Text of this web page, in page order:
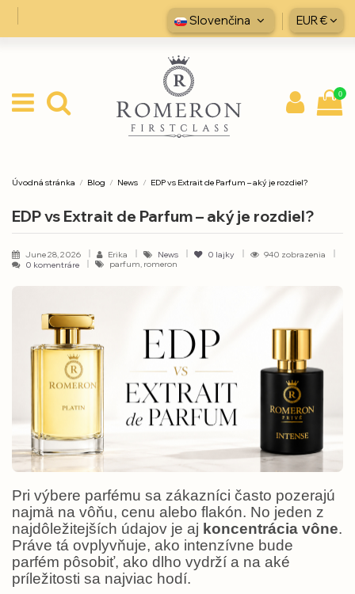
Slovenčina EUR €
0
Úvodná stránka Blog News EDP vs Extrait de Parfum – aký je rozdiel?
EDP vs Extrait de Parfum – aký je rozdiel?
June 28, 2026 Erika News 0 lajky
940 zobrazenia
0 komentráre
parfum, romeron
Pri výbere parfému sa zákazníci často pozerajú
najmä na vôňu, cenu alebo flakón. No jeden z
najdôležitejších údajov je aj koncentrácia vône.
Práve tá ovplyvňuje, ako intenzívne bude
parfém pôsobiť, ako dlho vydrží a na aké
príležitosti sa najviac hodí.